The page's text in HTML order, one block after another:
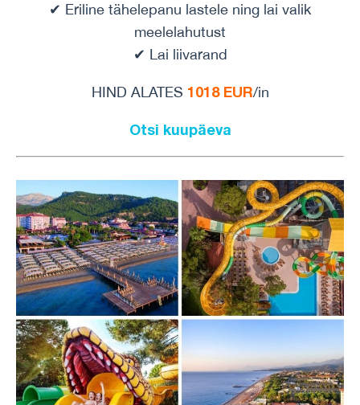
✔ Eriline tähelepanu lastele ning lai valik
meelelahutust
✔ Lai liivarand
HIND ALATES 1018 EUR/in
Otsi kuupäeva